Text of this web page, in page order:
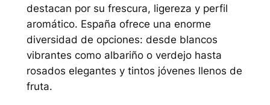
destacan por su frescura, ligereza y perfil
aromático. España ofrece una enorme
diversidad de opciones: desde blancos
vibrantes como albariño o verdejo hasta
rosados elegantes y tintos jóvenes llenos de
fruta.